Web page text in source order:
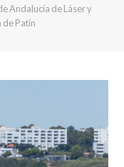
Andalucía de Láser y
Patín